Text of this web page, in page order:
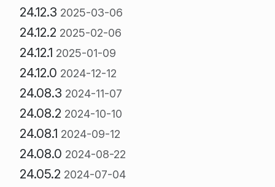
24.12.3 2025-03-06
24.12.2 2025-02-06
24.12.1 2025-01-09
24.12.0 2024-12-12
24.08.3 2024-11-07
24.08.2 2024-10-10
24.08.1 2024-09-12
24.08.0 2024-08-22
24.05.2 2024-07-04